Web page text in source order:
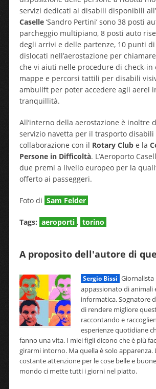
servizi dedicati ai disabili disponibili all’
Caselle‘Sandro Pertini’ sono 38 posti
parcheggio multipiano, 8 posti auto
degli arrivi e delle partenze, 10 punti
dislocati nell’aerostazione per
che vi aiuti nelle procedure di check-in
mappe e percorsi tattili per disabili
ambulift per poter accedere agli aerei
tranquillità.
All’interno della aerostazione è inoltre
servizio navetta per il trasporto disabili
collaborazione con il Rotary Clube la
Persone in Difficoltà. L’Aeroporto
due premi a livello europeo per la
offerto ai passeggeri.
Foto di Sam Felder
Tags: aeroporti , torino
A proposito dell'autore di
Sergio Bissi Giornalista
appassionato di animali
informatica. Sognatore
di rendere migliore
raccontando e
esperienze quotidiane
fanno una vita. I miei figli dicono che è più
girarmi intorno. Ma quella è solo apparenza.
costante attenzione per le cose belle e
mondo ci mette tutti i giorni nel piatto.